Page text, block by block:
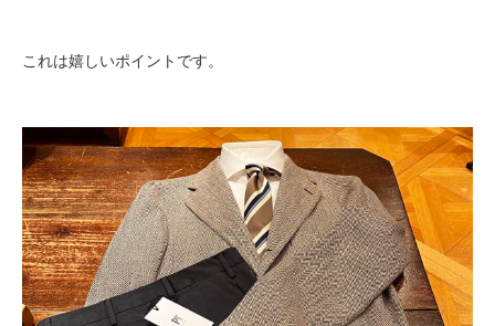
これは嬉しいポイントです。